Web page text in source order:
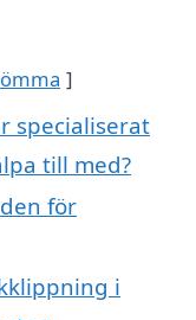
specialiserat
till med?
för
i